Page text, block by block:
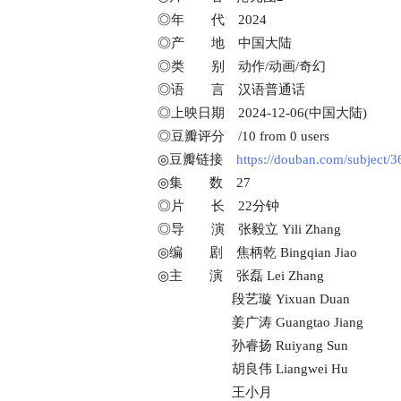
◎年 代 2024
◎产 地 中国大陆
◎类 别 动作/动画/奇幻
◎语 言 汉语普通话
◎上映日期 2024-12-06(中国大陆)
◎豆瓣评分 /10 from 0 users
◎豆瓣链接 https://douban.com/subject/
◎集 数 27
◎片 长 22分钟
◎导 演 张毅立 Yili Zhang
◎编 剧 焦柄乾 Bingqian Jiao
◎主 演 张磊 Lei Zhang
段艺璇 Yixuan Duan
姜广涛 Guangtao Jiang
孙睿扬 Ruiyang Sun
胡良伟 Liangwei Hu
王小月